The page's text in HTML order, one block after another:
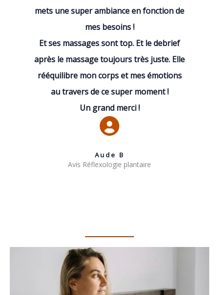
mets une super ambiance en fonction de
mes besoins !
Et ses massages sont top. Et le debrief
après le massage toujours très juste. Elle
rééquilibre mon corps et mes émotions
au travers de ce super moment !
Un grand merci !
Aude B
Avis Réflexologie plantaire